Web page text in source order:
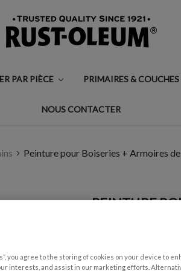
PAR PIÈCE PRIMAIRES &
NOUS CONTACTER
Peinture pour Boiseries + Armoires
PEINTURE
BAINS,
Écrire un avis
you agree to the storing of cookies on your device to
interests, and assist in our marketing efforts.